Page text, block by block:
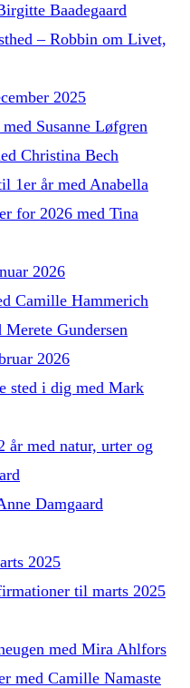
Baadegaard
– Robbin om Livet,
2025
Susanne Løfgren
Christina Bech
1er år med Anabella
for 2026 med Tina
2026
Camille Hammerich
Gundersen
2026
sted i dig med Mark
år med natur, urter og
Damgaard
2025
til marts 2025
med Mira Ahlfors
med Camille Namaste